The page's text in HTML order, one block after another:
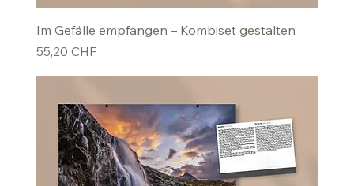
Im Gefälle empfangen – Kombiset gestalten
Preis
55,20 CHF